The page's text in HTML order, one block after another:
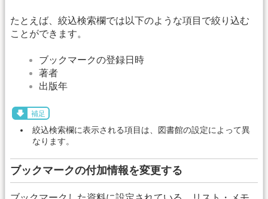
たとえば、絞込検索欄では以下のような項目で絞り込む
ことができます。
ブックマークの登録日時
著者
出版年
補足
絞込検索欄に表示される項目は、図書館の設定によって異
なります。
ブックマークの付加情報を変更する